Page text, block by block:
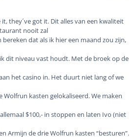
they´ve got it. Dit alles van een kwaliteit
nooit zal
bereken dat als ik hier een maand zou zijn,
dit niveau vast houdt. Met de broek op de
het casino in. Het duurt niet lang of we
Wolfrun kasten gelokaliseerd. We maken
$100,- in stoppen en laten Ivo (niet
Armijn de drie Wolfrun kasten “besturen”.